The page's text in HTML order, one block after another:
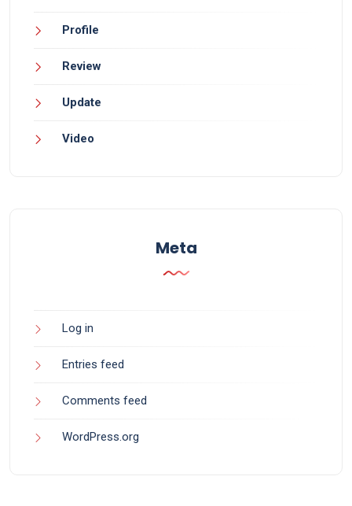
Profile
Review
Update
Video
Meta
Log in
Entries feed
Comments feed
WordPress.org